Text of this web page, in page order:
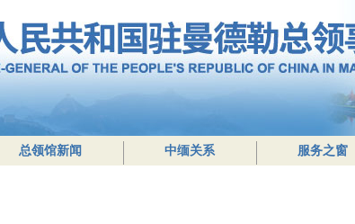
总领馆新闻 中缅关系 服务之窗